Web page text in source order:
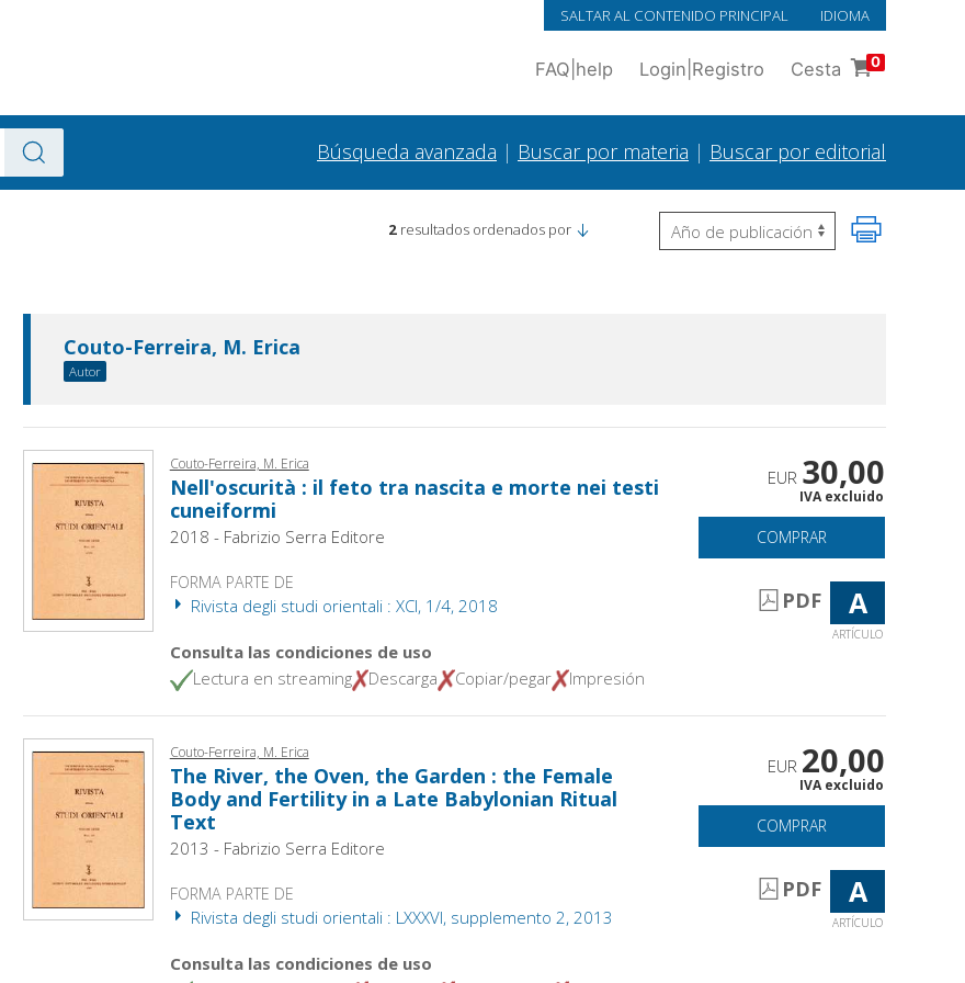
SALTAR AL CONTENIDO PRINCIPAL IDIOMA
FAQ help Login Registro Cesta 0
Búsqueda avanzada | Buscar por materia | Buscar por editorial
2 resultados ordenados por
Couto-Ferreira, M. Erica
Autor
Couto-Ferreira, M. Erica
Nell'oscurità : il feto tra nascita e morte nei testi
cuneiformi
2018 - Fabrizio Serra Editore
FORMA PARTE DE
Rivista degli studi orientali : XCI, 1/4, 2018
Consulta las condiciones de uso
Lectura en streaming
Descarga Copiar/pegar Impresión
EUR 30,00
IVA excluido
COMPRAR
PDF A
ARTÍCULO
Couto-Ferreira, M. Erica
The River, the Oven, the Garden : the Female
Body and Fertility in a Late Babylonian Ritual
Text
2013 - Fabrizio Serra Editore
FORMA PARTE DE
Rivista degli studi orientali : LXXXVI, supplemento 2, 2013
Consulta las condiciones de uso
EUR 20,00
IVA excluido
COMPRAR
PDF A
ARTÍCULO